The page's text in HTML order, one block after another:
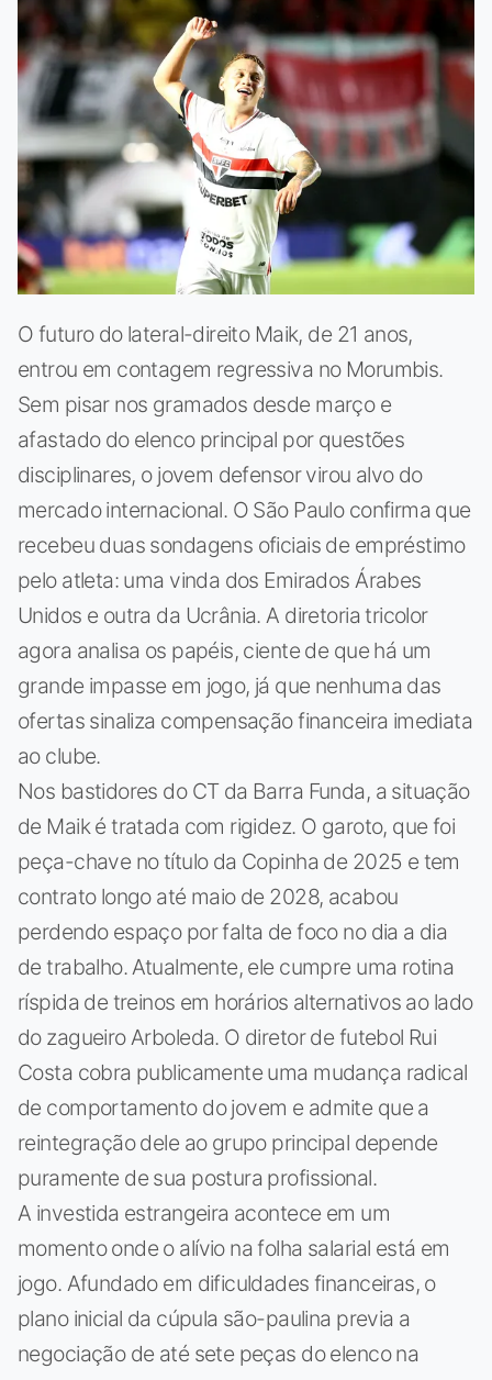
O futuro do lateral-direito Maik, de 21 anos,
entrou em contagem regressiva no Morumbis.
Sem pisar nos gramados desde março e
afastado do elenco principal por questões
disciplinares, o jovem defensor virou alvo do
mercado internacional. O São Paulo confirma que
recebeu duas sondagens oficiais de empréstimo
pelo atleta: uma vinda dos Emirados Árabes
Unidos e outra da Ucrânia. A diretoria tricolor
agora analisa os papéis, ciente de que há um
grande impasse em jogo, já que nenhuma das
ofertas sinaliza compensação financeira imediata
ao clube.
Nos bastidores do CT da Barra Funda, a situação
de Maik é tratada com rigidez. O garoto, que foi
peça-chave no título da Copinha de 2025 e tem
contrato longo até maio de 2028, acabou
perdendo espaço por falta de foco no dia a dia
de trabalho. Atualmente, ele cumpre uma rotina
ríspida de treinos em horários alternativos ao lado
do zagueiro Arboleda. O diretor de futebol Rui
Costa cobra publicamente uma mudança radical
de comportamento do jovem e admite que a
reintegração dele ao grupo principal depende
puramente de sua postura profissional.
A investida estrangeira acontece em um
momento onde o alívio na folha salarial está em
jogo. Afundado em dificuldades financeiras, o
plano inicial da cúpula são-paulina previa a
negociação de até sete peças do elenco na